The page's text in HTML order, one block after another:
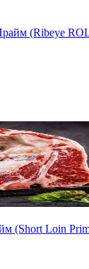
(Ribeye
(Short Loin